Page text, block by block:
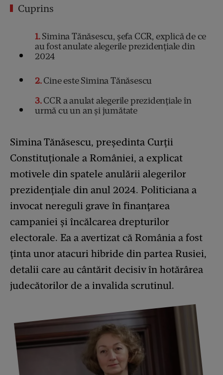
Cuprins
1Simina Tănăsescu, șefa CCR, explică de ce
au fost anulate alegerile prezidențiale din
2024
2Cine este Simina Tănăsescu
3CCR a anulat alegerile prezidențiale în
urmă cu un an și jumătate
Simina Tănăsescu, președinta Curții
Constituționale a României, a explicat
motivele din spatele anulării alegerilor
prezidențiale din anul 2024. Politiciana a
invocat nereguli grave în finanțarea
campaniei și încălcarea drepturilor
electorale. Ea a avertizat că România a fost
ținta unor atacuri hibride din partea Rusiei,
detalii care au cântărit decisiv în hotărârea
judecătorilor de a invalida scrutinul.